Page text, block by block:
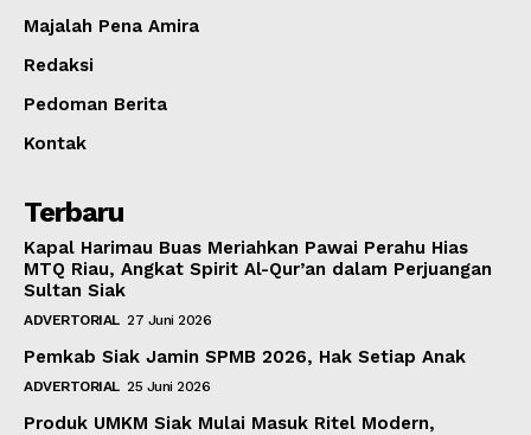
Majalah Pena Amira
Redaksi
Pedoman Berita
Kontak
Terbaru
Kapal Harimau Buas Meriahkan Pawai Perahu Hias
MTQ Riau, Angkat Spirit Al-Qur’an dalam Perjuangan
Sultan Siak
ADVERTORIAL 27 Juni 2026
Pemkab Siak Jamin SPMB 2026, Hak Setiap Anak
ADVERTORIAL 25 Juni 2026
Produk UMKM Siak Mulai Masuk Ritel Modern,